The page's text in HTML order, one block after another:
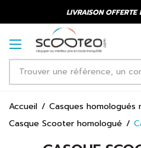
LIVRAISON OFFERTE
Accueil
Casques
Casque Scooter homologué